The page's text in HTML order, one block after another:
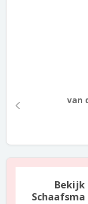
van
Bekijk